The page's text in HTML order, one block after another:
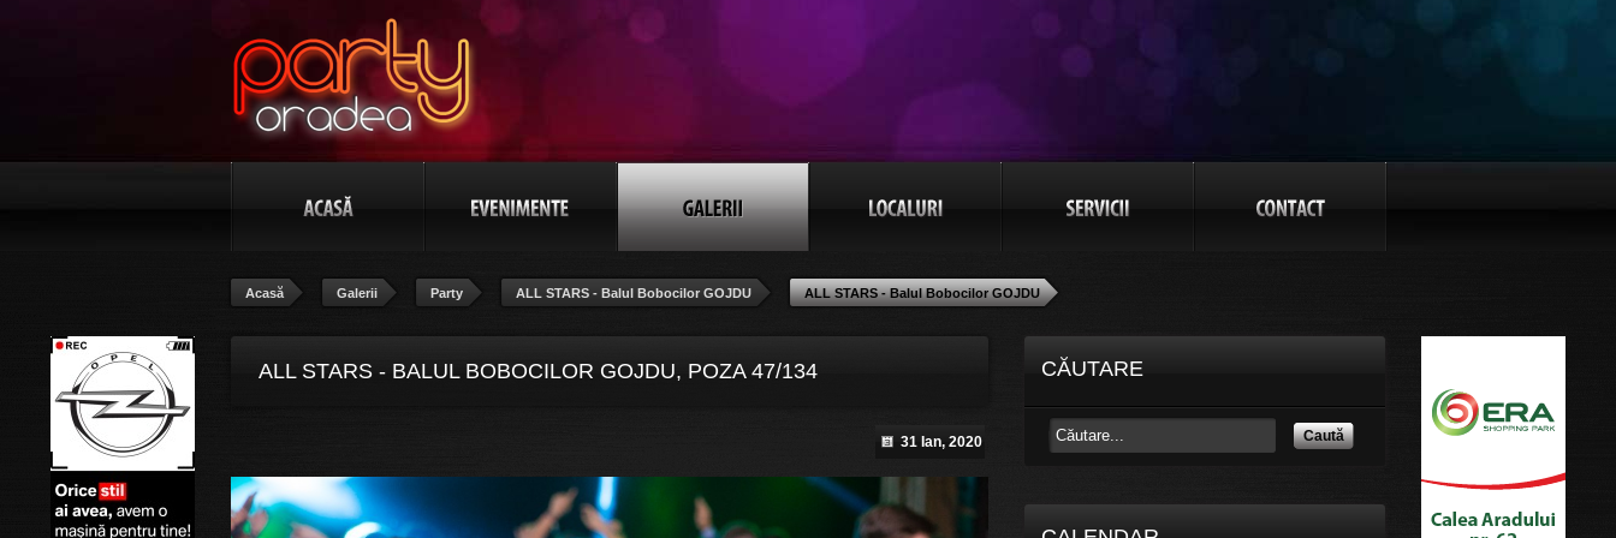
Acasă Galerii Party ALL STARS - Balul Bobocilor GOJDU ALL STARS - Balul Bobocilor GOJDU
ALL STARS - BALUL BOBOCILOR GOJDU, POZA 47/134
31 Ian, 2020
CĂUTARE
Caută